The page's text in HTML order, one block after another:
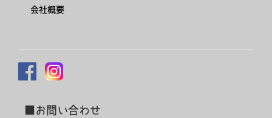
会社概要
■お問い合わせ